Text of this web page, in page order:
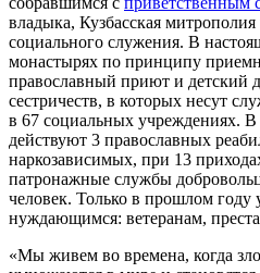
владыка, Кузбасская
социального служения. В
монастырях по принципу
православный приют и детский
сестричеств, в которых несут
в 67 социальных учреждениях.
действуют 3 православных
наркозависимых, при 13
патронажные службы
человек. Только в прошлом году
нуждающимся: ветеранам,
«Мы живем во времена, когда